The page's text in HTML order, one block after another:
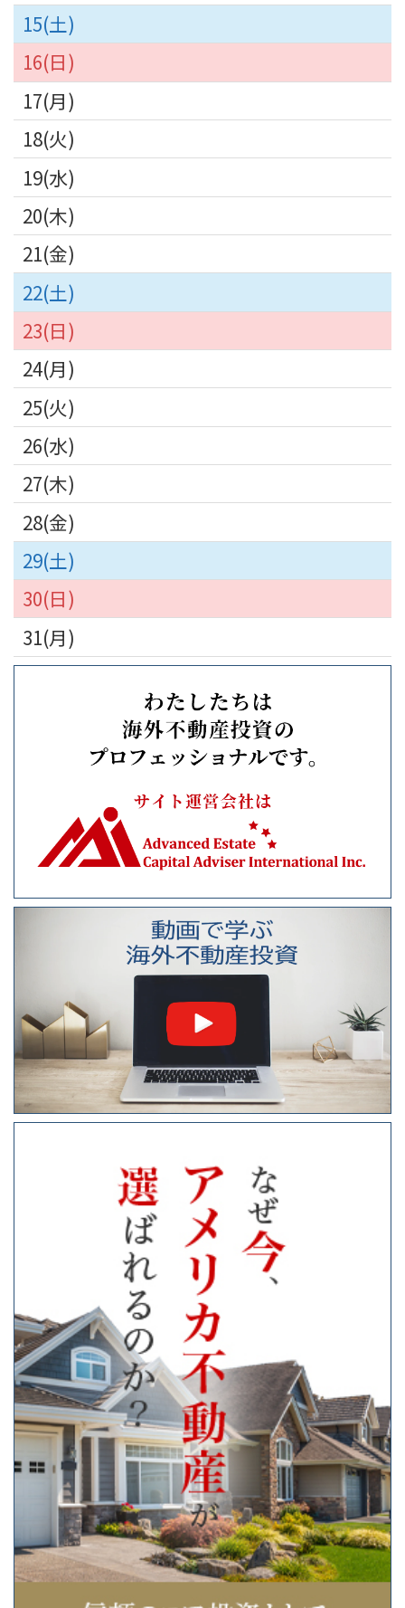
15
16
17
18
19
20
21
22
23
24
25
26
27
28
29
30
31